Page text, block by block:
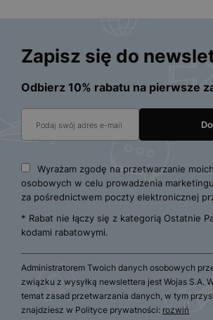
Zapisz się do
Odbierz 10% rabatu na pierwsze
Wyrażam zgodę na przetwarzanie
osobowych w celu prowadzenia
za pośrednictwem poczty elektronicznej
* Rabat nie łączy się z kategorią Ostatnie
kodami rabatowymi.
Administratorem Twoich danych osobowych
związku z wysyłką newslettera jest Wojas S.A.
temat zasad przetwarzania danych, w tym
znajdziesz w Polityce prywatności: rozwiń